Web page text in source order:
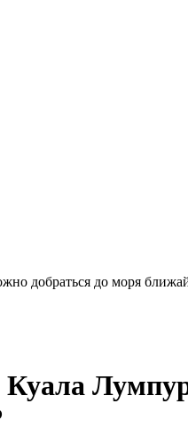
добраться до моря